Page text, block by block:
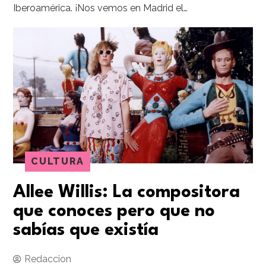
Iberoamérica. ¡Nos vemos en Madrid el…
CULTURA
Allee Willis: La compositora
que conoces pero que no
sabías que existía
Redaccion